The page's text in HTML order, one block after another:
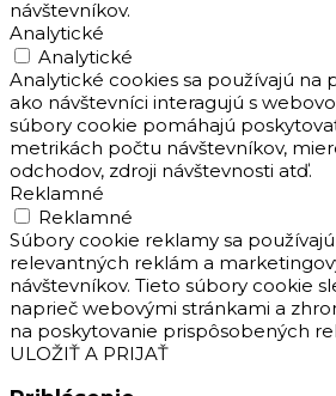
návštevníkov.
Analytické
Analytické
Analytické cookies sa používajú na
ako návštevníci interagujú s
súbory cookie pomáhajú
metrikách počtu návštevníkov,
odchodov, zdroji návštevnosti atď.
Reklamné
Reklamné
Súbory cookie reklamy sa
relevantných reklám a
návštevníkov. Tieto súbory cookie
naprieč webovými stránkami a
na poskytovanie prispôsobených
ULOŽIŤ A PRIJAŤ